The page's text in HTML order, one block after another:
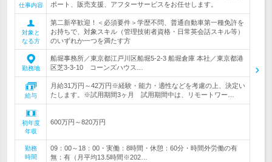
仕事内容
ポート、販売支援、アフターサービスをお任せします。
対象と
なる方
第二新卒歓迎！＜必須要件＞学歴不問、普通自動車第一種免許を
お持ちで、対象スキル（管理技術者資格・日常英会話スキル等）
のいずれか一つを満たす方
勤務地
船堀事務所／東京都江戸川区船堀5-2-3 船堀倉庫 本社／東京都港
区芝3-3-10 コーンズハウス…
給与
月給31万円～42万円※経験・能力・適性などを考慮の上、決定い
たします。※試用期間3ヶ月 試用期間中は、リモートワー…
初年度
年収
600万円～820万円
勤務
時間
09：00～18：00・実働：8時間・休憩：60分・時間外労働の有
無：有（月平均13.5時間※202…